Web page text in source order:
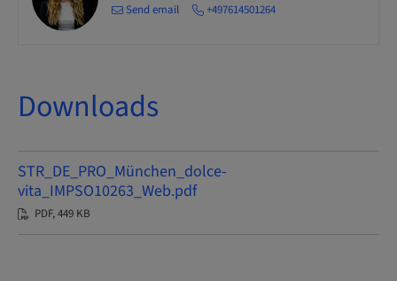
Send email +497614501264
Downloads
STR_DE_PRO_München_dolce-
vita_IMPSO10263_Web.pdf
PDF, 449 KB